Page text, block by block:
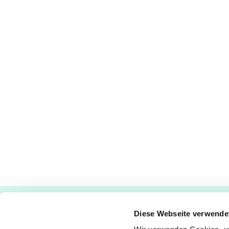
Diese Webseite
Ev.-luth. Kirchengemeinde Paderborn
Bastfelder Weg 30 - 33098 Paderborn